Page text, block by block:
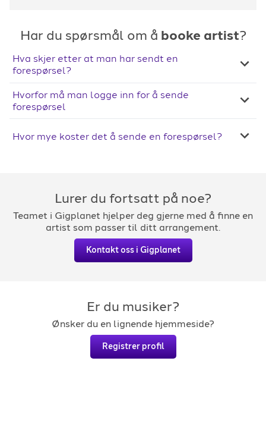
Har du spørsmål om å booke artist?
Hva skjer etter at man har sendt en
forespørsel?
Hvorfor må man logge inn for å sende
forespørsel
Hvor mye koster det å sende en forespørsel?
Lurer du fortsatt på noe?
Teamet i Gigplanet hjelper deg gjerne med å finne en
artist som passer til ditt arrangement.
Kontakt oss i Gigplanet
Er du musiker?
Ønsker du en lignende hjemmeside?
Registrer profil